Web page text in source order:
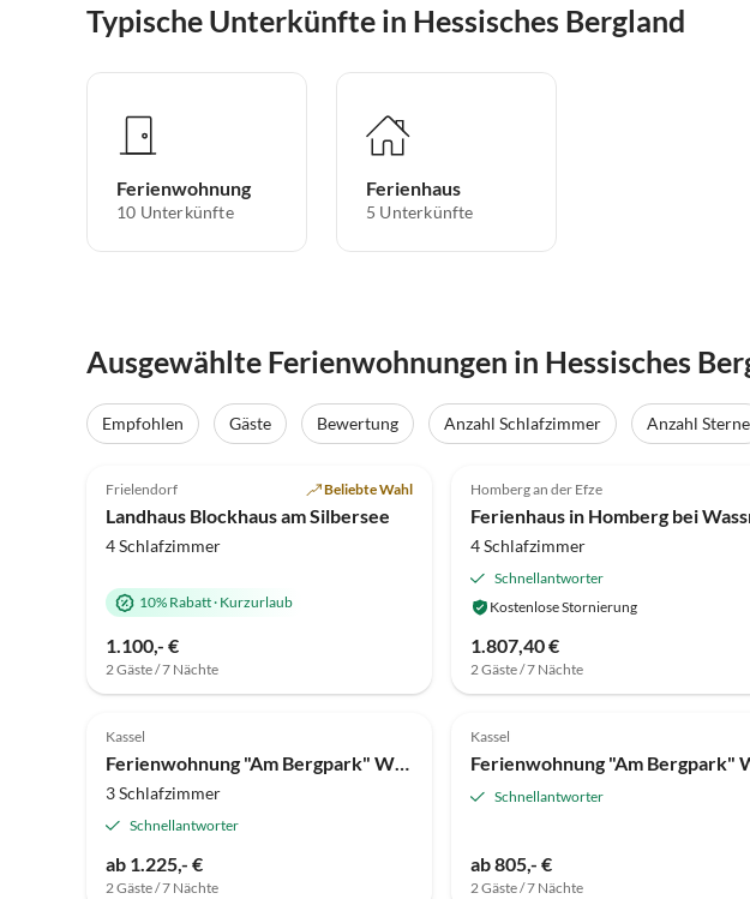
Typische Unterkünfte in Hessisches Bergland
Ferienwohnung
10 Unterkünfte
Ferienhaus
5 Unterkünfte
Ausgewählte Ferienwohnungen in Hessisches
Empfohlen Gäste Bewertung Anzahl Schlafzimmer Anzahl Sterne
Top-Inserat
Frielendorf Beliebte Wahl
Landhaus Blockhaus am Silbersee
4 Schlafzimmer
10% Rabatt· Kurzurlaub
1.100,- €
2 Gäste / 7 Nächte
Homberg an der Efze
4 Schlafzimmer
Schnellantworter
Kostenlose Stornierung
1.807,40 €
2 Gäste / 7 Nächte
Top-Inserat
4.9 (2)
Kassel
Ferienwohnung "Am Bergpark" Wohnung Waldblick
3 Schlafzimmer
Schnellantworter
ab 1.225,- €
2 Gäste / 7 Nächte
4.9 (2)
Kassel
Schnellantworter
ab 805,- €
2 Gäste / 7 Nächte